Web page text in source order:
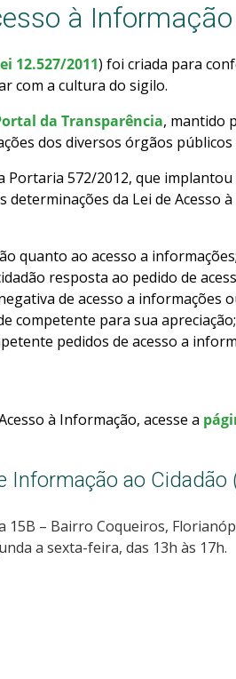
à Informação
12.527/2011) foi criada para
com a cultura do sigilo.
da Transparência, mantido
dos diversos órgãos
Portaria 572/2012, que
determinações da Lei de Acesso
quanto ao acesso a informações;
resposta ao pedido de
de acesso a informações
competente para sua apreciação;
pedidos de acesso a
à Informação, acesse a
Informação ao Cidadão
15B – Bairro Coqueiros,
a sexta-feira, das 13h às 17h.